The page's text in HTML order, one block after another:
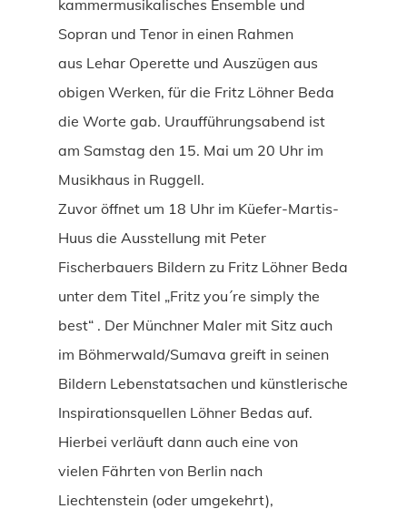
kammermusikalisches Ensemble und
Sopran und Tenor in einen Rahmen
aus Lehar Operette und Auszügen aus
obigen Werken, für die Fritz Löhner Beda
die Worte gab. Uraufführungsabend ist
am Samstag den 15. Mai um 20 Uhr im
Musikhaus in Ruggell.
Zuvor öffnet um 18 Uhr im Küefer-Martis-
Huus die Ausstellung mit Peter
Fischerbauers Bildern zu Fritz Löhner Beda
unter dem Titel „Fritz you´re simply the
best“ . Der Münchner Maler mit Sitz auch
im Böhmerwald/Sumava greift in seinen
Bildern Lebenstatsachen und künstlerische
Inspirationsquellen Löhner Bedas auf.
Hierbei verläuft dann auch eine von
vielen Fährten von Berlin nach
Liechtenstein (oder umgekehrt),